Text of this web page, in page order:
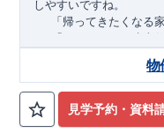
しやすいですね。
「帰ってきたくなる
「おしゃれなら建売
TEL:098-860-2201
■オプションではありま
ム・ガス衣類乾燥機・
見学予約・資料
物